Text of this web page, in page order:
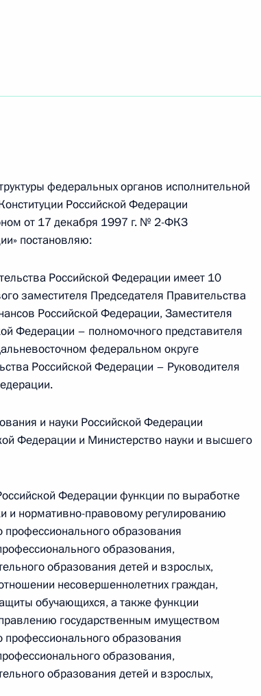
Сил
нового Правительства
Дмитрием
с Премьер-министром
с Президентом Франции
федеральных органов исполнительной
Российской Федерации
от 17 декабря 1997 г. № 2-ФКЗ
постановляю:
Российской Федерации имеет 10
заместителя Председателя Правительства
Российской Федерации, Заместителя
Федерации – полномочного представителя
федеральном округе
Российской Федерации – Руководителя
и науки Российской Федерации
Федерации и Министерство науки и высшего
Федерации функции по выработке
и нормативно-правовому регулированию
образования
образования,
образования детей и взрослых,
несовершеннолетних граждан,
обучающихся, а также функции
государственным имуществом
образования
образования,
образования детей и взрослых,